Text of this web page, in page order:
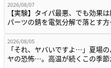
2026/08/07
【実験】タイパ最悪、でも効果
パーツの錆を電気分解で落とす
2026/08/05
「それ、ヤバいですよ…」夏場
ヤの恐怖…。高温が続くこの季